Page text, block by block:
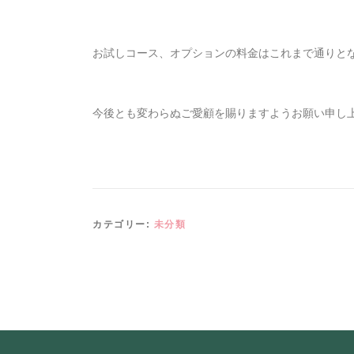
お試しコース、オプションの料金はこれまで通りと
今後とも変わらぬご愛顧を賜りますようお願い申し
カテゴリー: 未分類